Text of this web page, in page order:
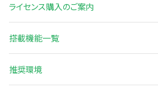
ライセンス購入のご案内
搭載機能一覧
推奨環境